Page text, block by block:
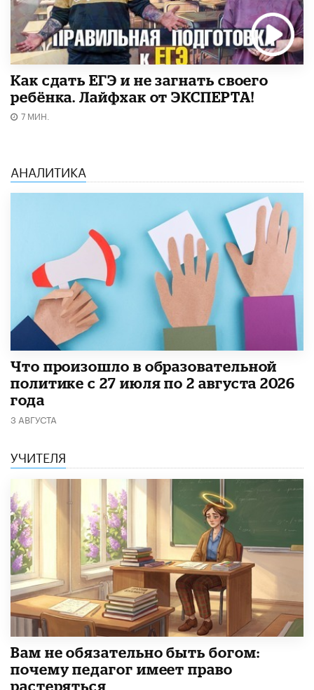
​Как сдать ЕГЭ и не загнать своего
ребёнка. Лайфхак от ЭКСПЕРТА!
7 МИН.
АНАЛИТИКА
​Что произошло в образовательной
политике с 27 июля по 2 августа 2026
года
3 АВГУСТА
УЧИТЕЛЯ
​Вам не обязательно быть богом:
почему педагог имеет право
растеряться